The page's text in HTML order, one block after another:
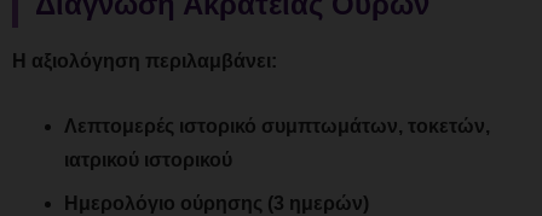
Η αξιολόγηση περιλαμβάνει:
Λεπτομερές ιστορικό συμπτωμάτων, τοκετών,
ιατρικού ιστορικού
Ημερολόγιο ούρησης (3 ημερών)